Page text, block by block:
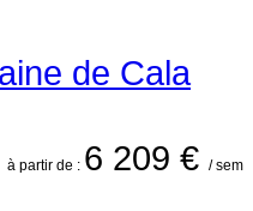
de Cala
à partir de : 6 209 € / sem